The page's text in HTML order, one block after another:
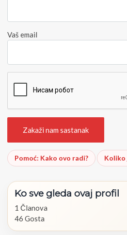
Vaš email
Pomoć: Kako ovo radi? Koliko
Ko sve gleda ovaj profil
1 Članova
46 Gosta